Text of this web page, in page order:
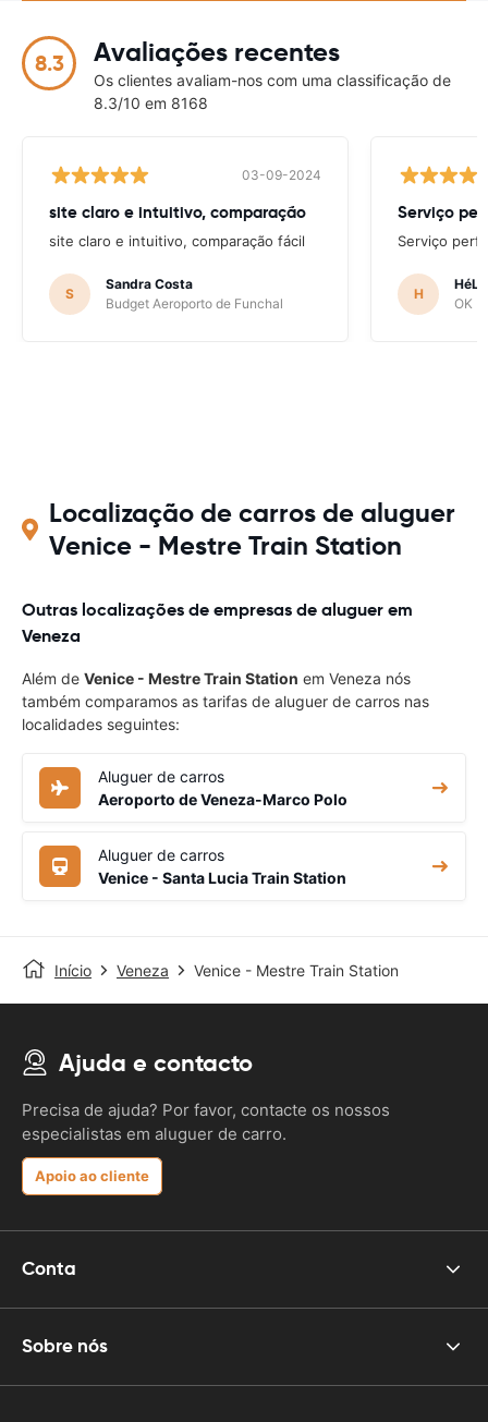
8.3 Avaliações recentes
Os clientes avaliam-nos com uma classificação de
8.3/10 em 8168
03-09-2024
site claro e intuitivo, comparação
site claro e intuitivo, comparação fácil
S
Sandra Costa
Budget Aeroporto de Funchal
Serviço
Serviço
H
OK
Localização de carros de aluguer
Venice - Mestre Train Station
Outras localizações de empresas de aluguer em
Veneza
Além de Venice - Mestre Train Station em Veneza nós
também comparamos as tarifas de aluguer de carros nas
localidades seguintes:
Aluguer de carros
Aeroporto de Veneza-Marco Polo
Aluguer de carros
Venice - Santa Lucia Train Station
Início Veneza Venice - Mestre Train Station
Ajuda e contacto
Precisa de ajuda? Por favor, contacte os nossos
especialistas em aluguer de carro.
Apoio ao cliente
Conta
Sobre nós